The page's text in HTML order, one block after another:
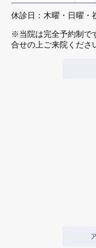
休診日：木曜・日曜・
※当院は完全予約制で
合せの上ご来院くださ